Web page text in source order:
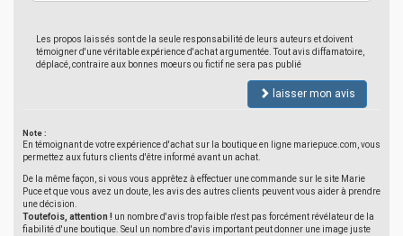
Les propos laissés sont de la seule responsabilité de leurs auteurs et doivent
témoigner d'une véritable expérience d'achat argumentée. Tout avis diffamatoire,
déplacé, contraire aux bonnes moeurs ou fictif ne sera pas publié
laisser mon avis
Note :
En témoignant de votre expérience d'achat sur la boutique en ligne mariepuce.com, vous
permettez aux futurs clients d'être informé avant un achat.
De la même façon, si vous vous apprêtez à effectuer une commande sur le site Marie
Puce et que vous avez un doute, les avis des autres clients peuvent vous aider à prendre
une décision.
Toutefois, attention ! un nombre d'avis trop faible n'est pas forcément révélateur de la
fiabilité d'une boutique. Seul un nombre d'avis important peut donner une image juste